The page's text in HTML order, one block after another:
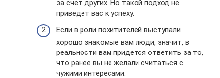
за счет других. Но такой подход не
приведет вас к успеху.
Если в роли похитителей выступали
хорошо знакомые вам люди, значит, в
реальности вам придется ответить за то,
что ранее вы не желали считаться с
чужими интересами.